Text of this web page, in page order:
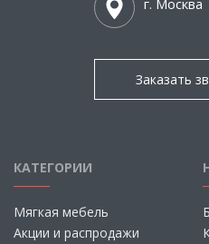
г. Москва
Заказать
КАТЕГОРИИ
Мягкая мебель
Акции и распродажи